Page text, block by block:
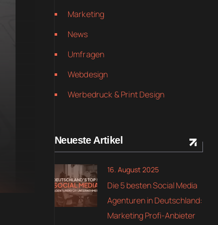
Marketing
News
Umfragen
Webdesign
Werbedruck & Print Design
Neueste Artikel
Die 5 besten Social Media
Agenturen in Deutschland:
Marketing Profi-Anbieter
16. August 2025